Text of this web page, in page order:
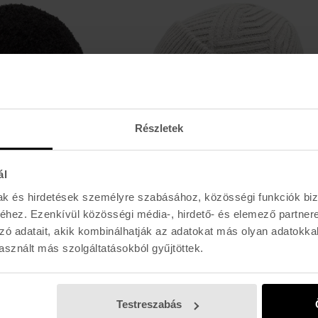
Részletek
és hirdetések személyre szabásához, közösségi funkciók
Ezenkívül közösségi média-, hirdető- és elemező
adatait, akik kombinálhatják az adatokat más olyan
más szolgáltatásokból gyűjtöttek.
Testreszabás
STONE KNIT BEANIE
15.790 Ft 11.100 Ft